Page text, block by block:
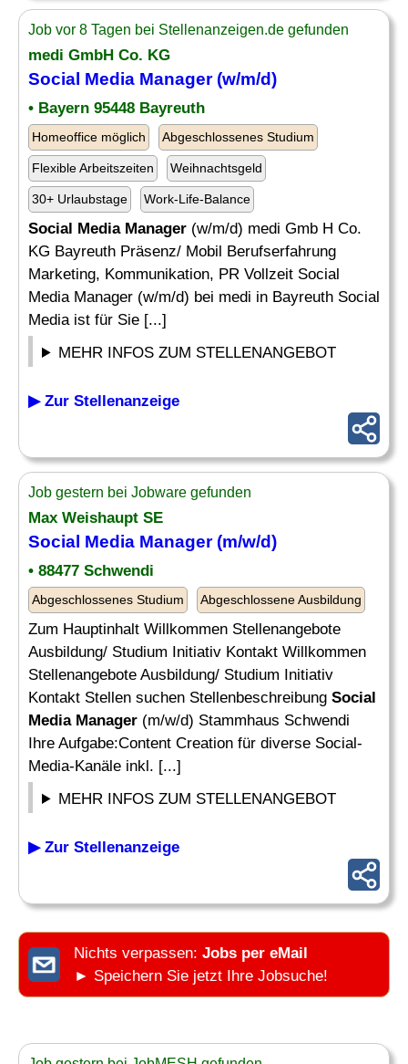
Job vor 8 Tagen bei Stellenanzeigen.de gefunden
medi GmbH Co. KG
Social Media Manager(w/m/d)
• Bayern 95448 Bayreuth
Homeoffice möglich Abgeschlossenes Studium
Flexible Arbeitszeiten Weihnachtsgeld
30+ Urlaubstage Work-Life-Balance
Social Media Manager (w/m/d) medi Gmb H Co.
KG Bayreuth Präsenz/ Mobil Berufserfahrung
Marketing, Kommunikation, PR Vollzeit Social
Media Manager (w/m/d) bei medi in Bayreuth Social
Media ist für Sie [...]
MEHR INFOS ZUM STELLENANGEBOT
▶ Zur Stellenanzeige
Job gestern bei Jobware gefunden
Max Weishaupt SE
Social Media Manager(m/w/d)
• 88477 Schwendi
Abgeschlossenes Studium Abgeschlossene Ausbildung
Zum Hauptinhalt Willkommen Stellenangebote
Ausbildung/ Studium Initiativ Kontakt Willkommen
Stellenangebote Ausbildung/ Studium Initiativ
Kontakt Stellen suchen Stellenbeschreibung Social
Media Manager (m/w/d) Stammhaus Schwendi
Ihre Aufgabe:Content Creation für diverse Social-
Media-Kanäle inkl. [...]
MEHR INFOS ZUM STELLENANGEBOT
▶ Zur Stellenanzeige
Nichts verpassen: Jobs per eMail
► Speichern Sie jetzt Ihre Jobsuche!